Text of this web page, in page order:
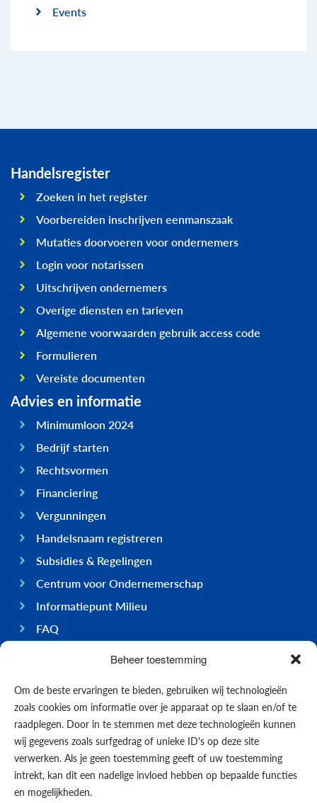
Beheer toestemming
Om de beste ervaringen te bieden, gebruiken wij technologieën
zoals cookies om informatie over je apparaat op te slaan en/of te
raadplegen. Door in te stemmen met deze technologieën kunnen
wij gegevens zoals surfgedrag of unieke ID's op deze site
verwerken. Als je geen toestemming geeft of uw toestemming
intrekt, kan dit een nadelige invloed hebben op bepaalde functies
en mogelijkheden.
Events
Handelsregister
Zoeken in het register
Voorbereiden inschrijven eenmanszaak
Mutaties doorvoeren voor ondernemers
Login voor notarissen
Uitschrijven ondernemers
Overige diensten en tarieven
Algemene voorwaarden gebruik access code
Formulieren
Vereiste documenten
Advies en informatie
Minimumloon 2024
Bedrijf starten
Rechtsvormen
Financiering
Vergunningen
Handelsnaam registreren
Subsidies & Regelingen
Centrum voor Ondernemerschap
Informatiepunt Milieu
FAQ
Ondernemen op Bonaire
Economie
Regering
Infrastructuur
Algemeen
Contact opnemen